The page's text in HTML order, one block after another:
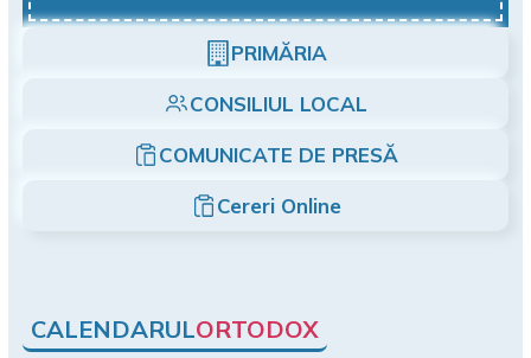
PRIMĂRIA
CONSILIUL LOCAL
COMUNICATE DE PRESĂ
Cereri Online
CALENDARULORTODOX